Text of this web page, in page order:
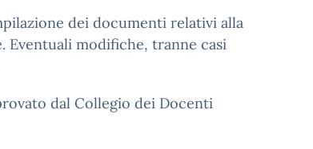
dei documenti relativi alla
Eventuali modifiche, tranne casi
dal Collegio dei Docenti